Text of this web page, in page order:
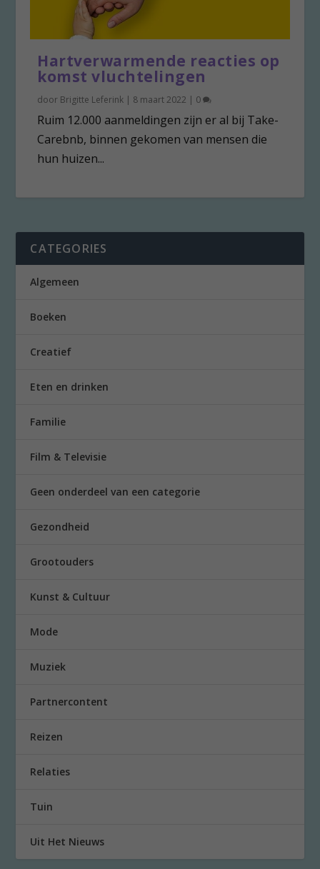
Hartverwarmende reacties op
komst vluchtelingen
door Brigitte Leferink | 8 maart 2022 | 0
Ruim 12.000 aanmeldingen zijn er al bij Take-
Carebnb, binnen gekomen van mensen die
hun huizen...
CATEGORIES
Algemeen
Boeken
Creatief
Eten en drinken
Familie
Film & Televisie
Geen onderdeel van een categorie
Gezondheid
Grootouders
Kunst & Cultuur
Mode
Muziek
Partnercontent
Reizen
Relaties
Tuin
Uit Het Nieuws